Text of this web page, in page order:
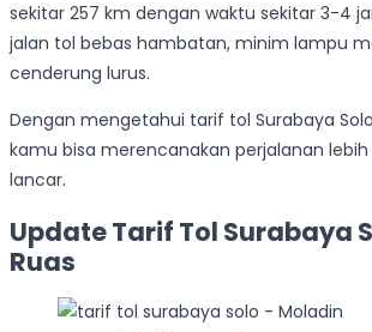
sekitar 257 km dengan waktu sekitar 3-4
jalan tol bebas hambatan, minim lampu
cenderung lurus.
Dengan mengetahui tarif tol Surabaya
kamu bisa merencanakan perjalanan
lancar.
Update Tarif Tol Surabaya
Ruas